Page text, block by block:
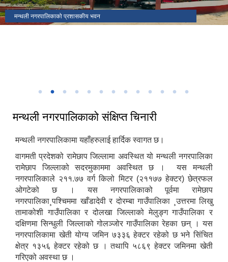
निकृष्ट बालश्रममुक्त, बालविवाहमुक्त, अनिवार्य तथा निःशुल्क शिक्षा सुनिश्चितता र
मन्थली नगरपालिकाको प्रशासकीय भवन
मन्थली नगरपालिका वडा नं २ मा अवस्थित निलकण्ठेश्वर मन्दिर
ढिकुरीदेवी मन्दिर भटौली
थानापती महादेव मन्दिर मनपा ५ सुनारपानी
थानापती महादेव मन्दिर पुरानागाँउ मनपा ९
मन्थली नगरपालिका वडा नं ८ मा अवस्थित चिसापानीगढी
मकैको खेती पुस्तकका लेखक(साहित्यिक सहिद) सुब्बा कृष्णलाल अधिकारीको
जन्मस्थान
हर्रेचिण्डे फुलासी
नगरपालिका कार्यालयबाट तामाकोशी नदी
मन्थली नगरपालिकाको संक्षिप्त चिनारी
मन्थली नगरपालिकामा यहाँहरुलाई हार्दिक स्वागत छ।
वागमती प्रदेशको रामेछाप जिल्लामा अवस्थित यो मन्थली नगरपालिका
रामेछाप जिल्लाको सदरमुकाममा अवस्थित छ । यस मन्थली
नगरपालिकाले २११.७७ वर्ग किलो मिटर (२११७७ हेक्टर) छेत्रफल
ओगटेको छ । यस नगरपालिकाको पूर्वमा रामेछाप
नगरपालिका¸पश्चिममा खाँडादेवी र दोरम्बा गाउँपालिका ¸उत्तरमा लिखु
तामाकोशी गाउँपालिका र दोलखा जिल्लाको मेलुङ्ग गाउँपालिका र
दक्षिणमा सिन्धुली जिल्लाको गोलञ्जोर गाउँपालिका रेहका छन् । यस
नगरपालिकामा खेती योग्य जमिन ७३३६ हेक्टर रहेको छ भने सिंचित
क्षेत्र १३५६ हेक्टर रहेको छ । तथापि ५८६९ हेक्टर जमिनमा खेती
गरिएको अवस्था छ ।